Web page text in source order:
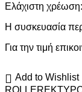
Ελάχιστη
Η συσκευασία
Για την τιμή
Add to Wishlist